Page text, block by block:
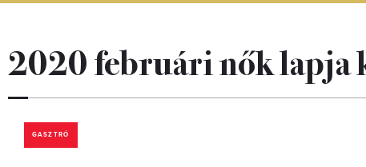
2020 februári nők lapja
GASZTRÓ